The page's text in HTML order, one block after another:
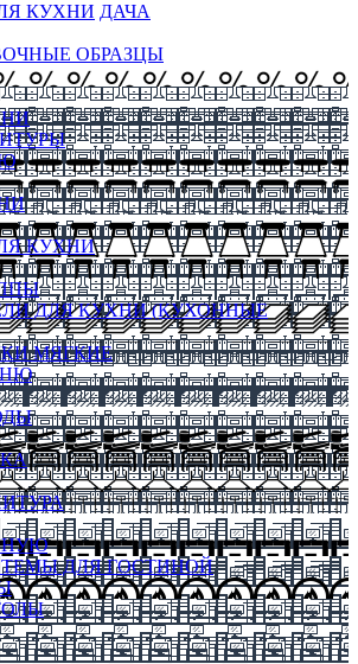
КУХНИ ДАЧА
ОБРАЗЦЫ
КУХНИ
ДЛЯ КУХНИ (КУХОННЫЕ
МЯГКИЕ
ДЛЯ ГОСТИНОЙ